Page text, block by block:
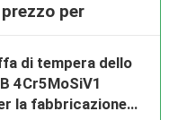
per
di tempera dello
4Cr5MoSiV1
la fabbricazione